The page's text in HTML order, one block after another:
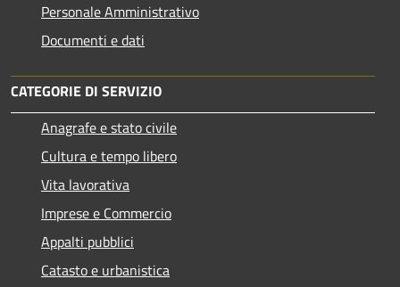
Personale Amministrativo
Documenti e dati
CATEGORIE DI SERVIZIO
Anagrafe e stato civile
Cultura e tempo libero
Vita lavorativa
Imprese e Commercio
Appalti pubblici
Catasto e urbanistica